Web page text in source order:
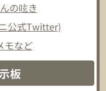
の呟き
公式Twitter)
モなど
板